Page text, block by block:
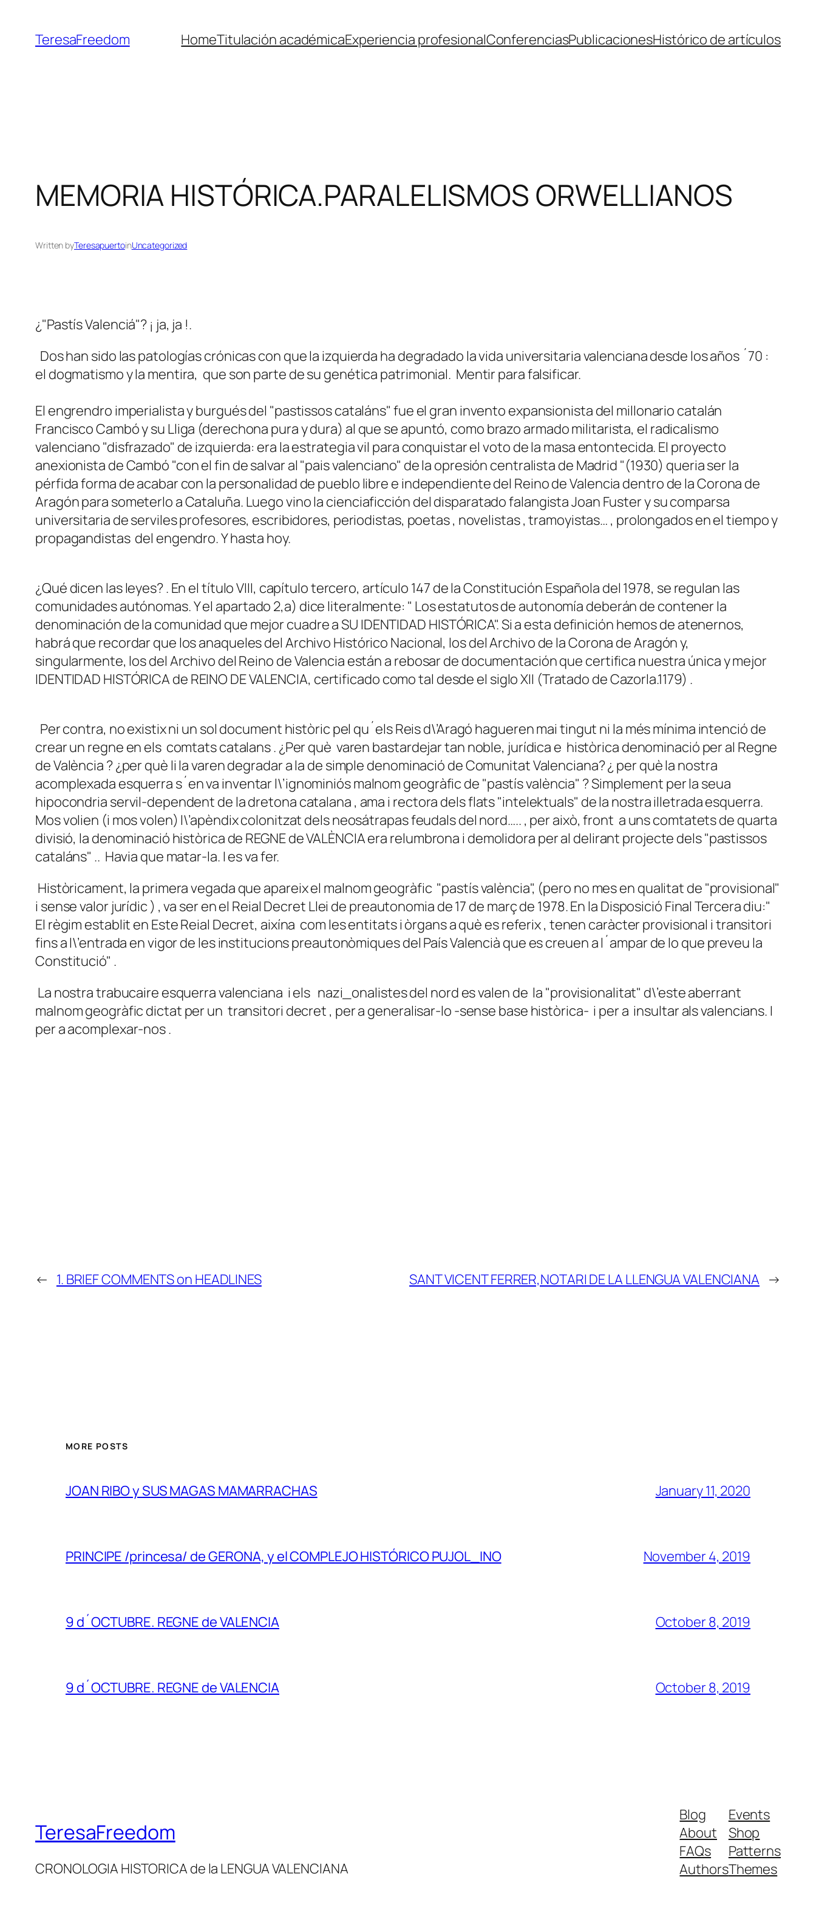
content
TeresaFreedom HomeTitulación académicaExperiencia profesionalConferenciasPublicacionesHistórico de artículos
MEMORIA HISTÓRICA.PARALELISMOS ORWELLIANOS
Written byTeresapuertoinUncategorized
¿"Pastís Valenciá"? ¡ ja, ja !.
Dos han sido las patologías crónicas con que la izquierda ha degradado la vida universitaria valenciana desde los años ´70 :
el dogmatismo y la mentira, que son parte de su genética patrimonial. Mentir para falsificar.
El engrendro imperialista y burgués del "pastissos cataláns" fue el gran invento expansionista del millonario catalán
Francisco Cambó y su Lliga (derechona pura y dura) al que se apuntó, como brazo armado militarista, el radicalismo
valenciano "disfrazado" de izquierda: era la estrategia vil para conquistar el voto de la masa entontecida. El proyecto
anexionista de Cambó "con el fin de salvar al "pais valenciano" de la opresión centralista de Madrid "(1930) queria ser la
pérfida forma de acabar con la personalidad de pueblo libre e independiente del Reino de Valencia dentro de la Corona de
Aragón para someterlo a Cataluña. Luego vino la cienciaficción del disparatado falangista Joan Fuster y su comparsa
universitaria de serviles profesores, escribidores, periodistas, poetas , novelistas , tramoyistas… , prolongados en el tiempo y
propagandistas del engendro. Y hasta hoy.
¿Qué dicen las leyes? . En el título VIII, capítulo tercero, artículo 147 de la Constitución Española del 1978, se regulan las
comunidades autónomas. Y el apartado 2,a) dice literalmente: " Los estatutos de autonomía deberán de contener la
denominación de la comunidad que mejor cuadre a SU IDENTIDAD HISTÓRICA". Si a esta definición hemos de atenernos,
habrá que recordar que los anaqueles del Archivo Histórico Nacional, los del Archivo de la Corona de Aragón y,
singularmente, los del Archivo del Reino de Valencia están a rebosar de documentación que certifica nuestra única y mejor
IDENTIDAD HISTÓRICA de REINO DE VALENCIA, certificado como tal desde el siglo XII (Tratado de Cazorla.1179) .
Per contra, no existix ni un sol document històric pel qu´els Reis d\’Aragó hagueren mai tingut ni la més mínima intenció de
crear un regne en els comtats catalans . ¿Per què varen bastardejar tan noble, jurídica e històrica denominació per al Regne
de València ? ¿per què li la varen degradar a la de simple denominació de Comunitat Valenciana? ¿ per què la nostra
acomplexada esquerra s´en va inventar l\’ignominiós malnom geogràfic de "pastís valència" ? Simplement per la seua
hipocondria servil-dependent de la dretona catalana , ama i rectora dels flats "intelektuals" de la nostra illetrada esquerra.
Mos volien (i mos volen) l\’apèndix colonitzat dels neosátrapas feudals del nord….. , per això, front a uns comtatets de quarta
divisió, la denominació històrica de REGNE de VALÈNCIA era relumbrona i demolidora per al delirant projecte dels "pastissos
cataláns" .. Havia que matar-la. I es va fer.
Històricament, la primera vegada que apareix el malnom geogràfic "pastís valència", (pero no mes en qualitat de "provisional"
i sense valor jurídic ) , va ser en el Reial Decret Llei de preautonomia de 17 de març de 1978. En la Disposició Final Tercera diu:"
El règim establit en Este Reial Decret, aixína com les entitats i òrgans a què es referix , tenen caràcter provisional i transitori
fins a l\’entrada en vigor de les institucions preautonòmiques del País Valencià que es creuen a l´ampar de lo que preveu la
Constitució" .
La nostra trabucaire esquerra valenciana i els nazi_onalistes del nord es valen de la "provisionalitat" d\’este aberrant
malnom geogràfic dictat per un transitori decret , per a generalisar-lo -sense base històrica- i per a insultar als valencians. I
per a acomplexar-nos .
← 1. BRIEF COMMENTS on HEADLINES SANT VICENT FERRER,NOTARI DE LA LLENGUA VALENCIANA →
MORE POSTS
JOAN RIBO y SUS MAGAS MAMARRACHAS January 11, 2020
PRINCIPE /princesa/ de GERONA, y el COMPLEJO HISTÓRICO PUJOL_INO November 4, 2019
9 d´OCTUBRE. REGNE de VALENCIA October 8, 2019
9 d´OCTUBRE. REGNE de VALENCIA October 8, 2019
TeresaFreedom
CRONOLOGIA HISTORICA de la LENGUA VALENCIANA
Blog
About
FAQs
Authors
Events
Shop
Patterns
Themes